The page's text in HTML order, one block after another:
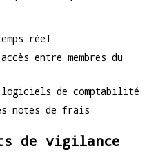
réel
entre membres du
de comptabilité
notes de frais
de vigilance